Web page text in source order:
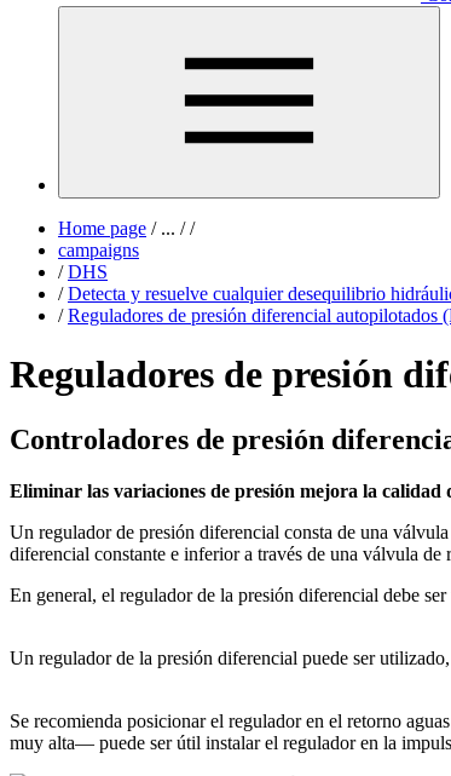
Home page /... / /
campaigns
/ DHS
/ Detecta y resuelve cualquier desequilibrio
/ Reguladores de presión diferencial autopilotados
Reguladores de presión
Controladores de presión
Eliminar las variaciones de presión mejora la calidad
Un regulador de presión diferencial consta de una
diferencial constante e inferior a través de una válvula
En general, el regulador de la presión diferencial debe
Un regulador de la presión diferencial puede ser
Se recomienda posicionar el regulador en el retorno
muy alta— puede ser útil instalar el regulador en la